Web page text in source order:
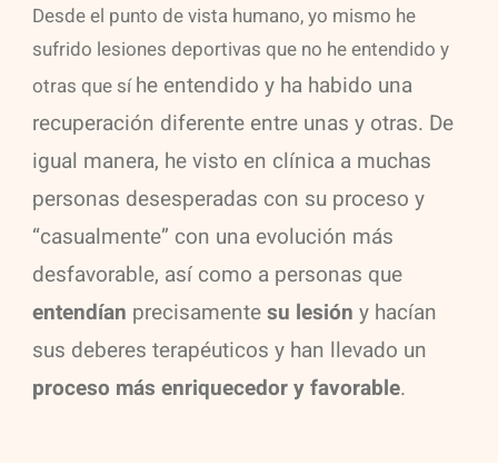
Desde el punto de vista humano, yo mismo he
sufrido lesiones deportivas que no he entendido y
otras que síhe entendido y ha habido una
recuperación diferente entre unas y otras. De
igual manera, he visto en clínica a muchas
personas desesperadas con su proceso y
“casualmente” con una evolución más
desfavorable, así como a personas que
entendían precisamentesu lesión y hacían
sus deberes terapéuticos y han llevado un
proceso más enriquecedor y favorable.